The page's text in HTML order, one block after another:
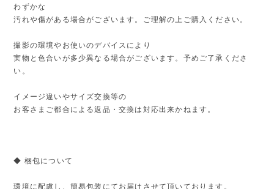
わずかな
汚れや傷がある場合がございます。ご理解の上ご購入ください。
撮影の環境やお使いのデバイスにより
実物と色合いが多少異なる場合がございます。予めご了承くださ
い。
イメージ違いやサイズ交換等の
お客さまご都合による返品・交換は対応出来かねます。
◆ 梱包について
環境に配慮し、簡易包装にてお届けさせて頂いております。